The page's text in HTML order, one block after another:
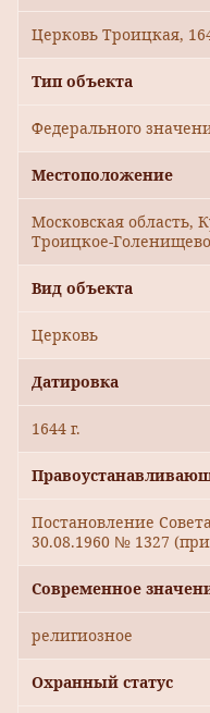
Церковь Троицкая,
Тип объекта
Федерального
Местоположение
Московская область,
Троицкое-Голенищево
Вид объекта
Церковь
Датировка
1644 г.
Постановление
30.08.1960 № 1327
Современное
религиозное
Охранный статус